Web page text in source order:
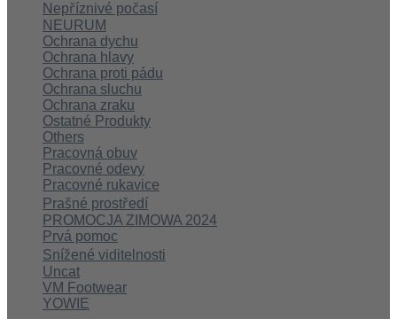
Nepříznivé počasí
NEURUM
Ochrana dychu
Ochrana hlavy
Ochrana proti pádu
Ochrana sluchu
Ochrana zraku
Ostatné Produkty
Others
Pracovná obuv
Pracovné odevy
Pracovné rukavice
Prašné prostředí
PROMOCJA ZIMOWA 2024
Prvá pomoc
Snížené viditelnosti
Uncat
VM Footwear
YOWIE